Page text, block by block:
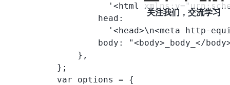
'<html
                  head:
'<head>\n<meta http-
body: "<body>_body_</
              },
          };
          var options = {
关注我们，交流学习